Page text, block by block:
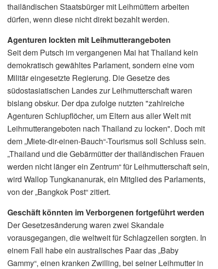
thailändischen Staatsbürger mit Leihmüttern arbeiten
dürfen, wenn diese nicht direkt bezahlt werden.
Agenturen lockten mit Leihmutterangeboten
Seit dem Putsch im vergangenen Mai hat Thailand kein
demokratisch gewähltes Parlament, sondern eine vom
Militär eingesetzte Regierung. Die Gesetze des
südostasiatischen Landes zur Leihmutterschaft waren
bislang obskur. Der dpa zufolge nutzten "zahlreiche
Agenturen Schlupflöcher, um Eltern aus aller Welt mit
Leihmutterangeboten nach Thailand zu locken". Doch mit
dem „Miete-dir-einen-Bauch“-Tourismus soll Schluss sein.
„Thailand und die Gebärmütter der thailändischen Frauen
werden nicht länger ein Zentrum“ für Leihmutterschaft sein,
wird Wallop Tungkananurak, ein Mitglied des Parlaments,
von der „Bangkok Post“ zitiert.
Geschäft könnten im Verborgenen fortgeführt werden
Der Gesetzesänderung waren zwei Skandale
vorausgegangen, die weltweit für Schlagzeilen sorgten. In
einem Fall habe ein australisches Paar das „Baby
Gammy“, einen kranken Zwilling, bei seiner Leihmutter in